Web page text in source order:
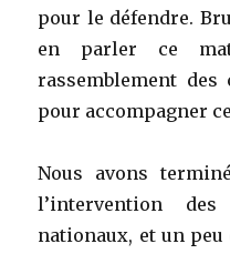
pour le défendre.
en parler ce
rassemblement
pour accompagner
Nous avons
l’intervention
nationaux, et un peu